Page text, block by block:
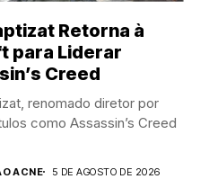
Retorna à
para Liderar
Creed
renomado diretor por
como Assassin’s Creed
ACNE 5 DE AGOSTO DE 2026